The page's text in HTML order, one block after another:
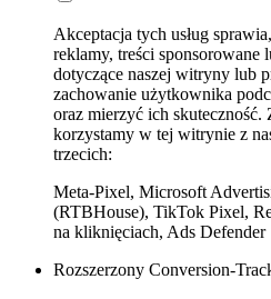
Akceptacja tych usług
reklamy, treści sponsorowane
dotyczące naszej witryny lub
zachowanie użytkownika
oraz mierzyć ich
korzystamy w tej witrynie z
trzecich:
Meta-Pixel, Microsoft
(RTBHouse), TikTok Pixel,
na kliknięciach, Ads Defender
Rozszerzony Conversion-